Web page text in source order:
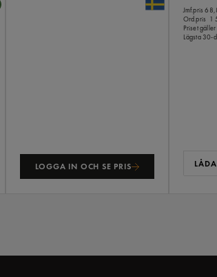
LOGGA IN OCH SE PRIS
Jmf.pris
Ord.pris
1
Priset
Lägsta 30-